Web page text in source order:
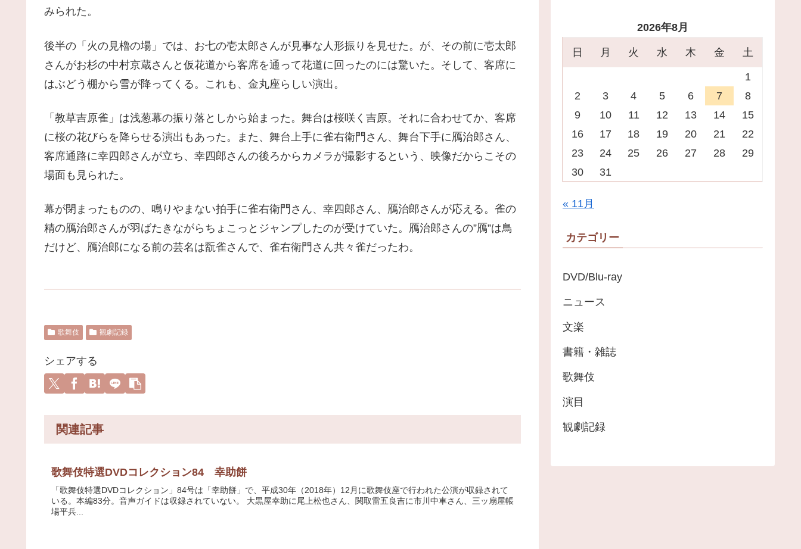
みられた。
後半の「火の見櫓の場」では、お七の壱太郎さんが見事な人形振りを見せた。が、その前に壱太郎
さんがお杉の中村京蔵さんと仮花道から客席を通って花道に回ったのには驚いた。そして、客席に
はぶどう棚から雪が降ってくる。これも、金丸座らしい演出。
「教草吉原雀」は浅葱幕の振り落としから始まった。舞台は桜咲く吉原。それに合わせてか、客席
に桜の花びらを降らせる演出もあった。また、舞台上手に雀右衛門さん、舞台下手に鴈治郎さん、
客席通路に幸四郎さんが立ち、幸四郎さんの後ろからカメラが撮影するという、映像だからこその
場面も見られた。
幕が閉まったものの、鳴りやまない拍手に雀右衛門さん、幸四郎さん、鴈治郎さんが応える。雀の
精の鴈治郎さんが羽ばたきながらちょこっとジャンプしたのが受けていた。鴈治郎さんの”鴈”は鳥
だけど、鴈治郎になる前の芸名は翫雀さんで、雀右衛門さん共々雀だったわ。
歌舞伎 観劇記録
シェアする
関連記事
歌舞伎特選DVDコレクション84 幸助餅
「歌舞伎特選DVDコレクション」84号は「幸助餅」で、平成30年（2018年）12月に歌舞伎座で行われた公演が収録されて
いる。本編83分。音声ガイドは収録されていない。 大黒屋幸助に尾上松也さん、関取雷五良吉に市川中車さん、三ッ扇屋帳
場平兵...
2026年8月
日 月 火 水 木 金 土
1
2
3 4 5 6 7
8
9
10 11 12 13 14
15
16
17 18 19 20 21
22
23
24 25 26 27 28
29
30
31
« 11月
カテゴリー
DVD/Blu-ray
ニュース
文楽
書籍・雑誌
歌舞伎
演目
観劇記録